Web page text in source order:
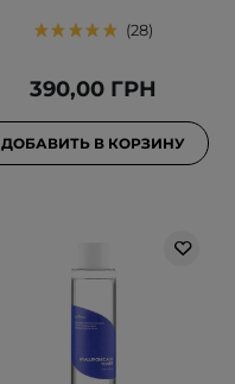
28
390,00 ГРН
ДОБАВИТЬ В КОРЗИНУ